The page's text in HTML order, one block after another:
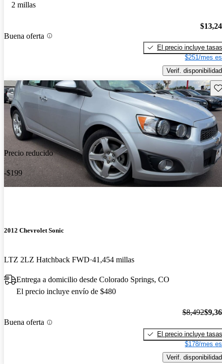
2 millas
Buena oferta
El precio incluye tasas
$251/mes
Verif. disponibilidad
Precio reducido
-$199
2012 Chevrolet Sonic
LTZ 2LZ Hatchback FWD 41,454 millas
Entrega a domicilio desde Colorado Springs, CO
El precio incluye envío de $480
Buena oferta
$8,492
El precio incluye tasas
$178/mes
Verif. disponibilidad